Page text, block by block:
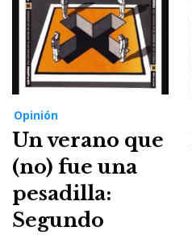
Opinión
Un verano que
(no) fue una
pesadilla:
Segundo